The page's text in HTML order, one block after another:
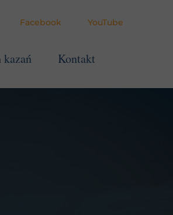
Facebook YouTube
kazań Kontakt